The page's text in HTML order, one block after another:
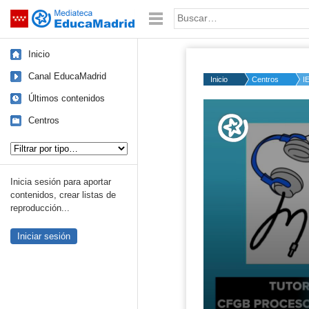
Saltar navegación Palabra o frase:
Inicio
Canal EducaMadrid
Últimos contenidos
Centros
Inicia sesión para aportar
contenidos, crear listas de
reproducción...
Iniciar sesión
Inicio Centros
50%